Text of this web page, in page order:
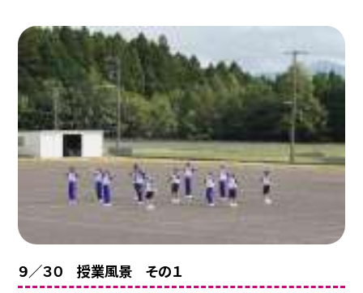
９／３０ 授業風景 その１